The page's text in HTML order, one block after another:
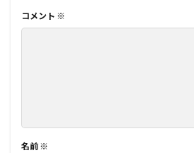
コメント ※
名前 ※